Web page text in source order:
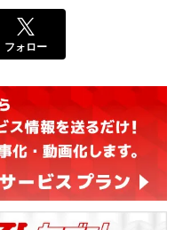
フォロー